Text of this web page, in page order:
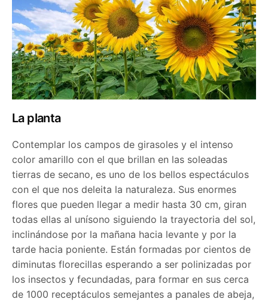
La planta
Contemplar los campos de girasoles y el intenso
color amarillo con el que brillan en las soleadas
tierras de secano, es uno de los bellos espectáculos
con el que nos deleita la naturaleza. Sus enormes
flores que pueden llegar a medir hasta 30 cm, giran
todas ellas al unísono siguiendo la trayectoria del sol,
inclinándose por la mañana hacia levante y por la
tarde hacia poniente. Están formadas por cientos de
diminutas florecillas esperando a ser polinizadas por
los insectos y fecundadas, para formar en sus cerca
de 1000 receptáculos semejantes a panales de abeja,